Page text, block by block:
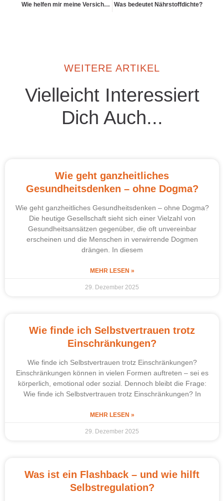
Wie helfen mir meine Versichertenkarten im Alltag? Was bedeutet Nährstoffdichte?
WEITERE ARTIKEL
Vielleicht Interessiert
Dich Auch...
Wie geht ganzheitliches
Gesundheitsdenken – ohne Dogma?
Wie geht ganzheitliches Gesundheitsdenken – ohne Dogma?
Die heutige Gesellschaft sieht sich einer Vielzahl von
Gesundheitsansätzen gegenüber, die oft unvereinbar
erscheinen und die Menschen in verwirrende Dogmen
drängen. In diesem
MEHR LESEN »
29. Dezember 2025
Wie finde ich Selbstvertrauen trotz
Einschränkungen?
Wie finde ich Selbstvertrauen trotz Einschränkungen?
Einschränkungen können in vielen Formen auftreten – sei es
körperlich, emotional oder sozial. Dennoch bleibt die Frage:
Wie finde ich Selbstvertrauen trotz Einschränkungen? In
MEHR LESEN »
29. Dezember 2025
Was ist ein Flashback – und wie hilft
Selbstregulation?